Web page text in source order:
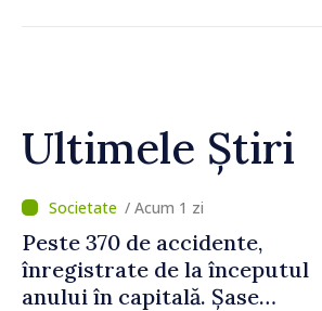
Ultimele Știri
/ Acum 1 zi
Peste 370 de accidente,
înregistrate de la începutul
anului în capitală. Șase